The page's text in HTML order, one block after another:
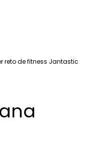
reto de fitness Jantastic